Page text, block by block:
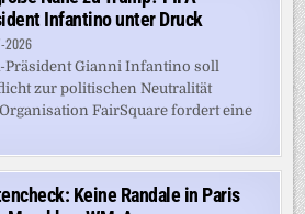
Infantino unter Druck
2026
Präsident Gianni Infantino soll
zur politischen Neutralität
FairSquare fordert eine
Keine Randale in Paris